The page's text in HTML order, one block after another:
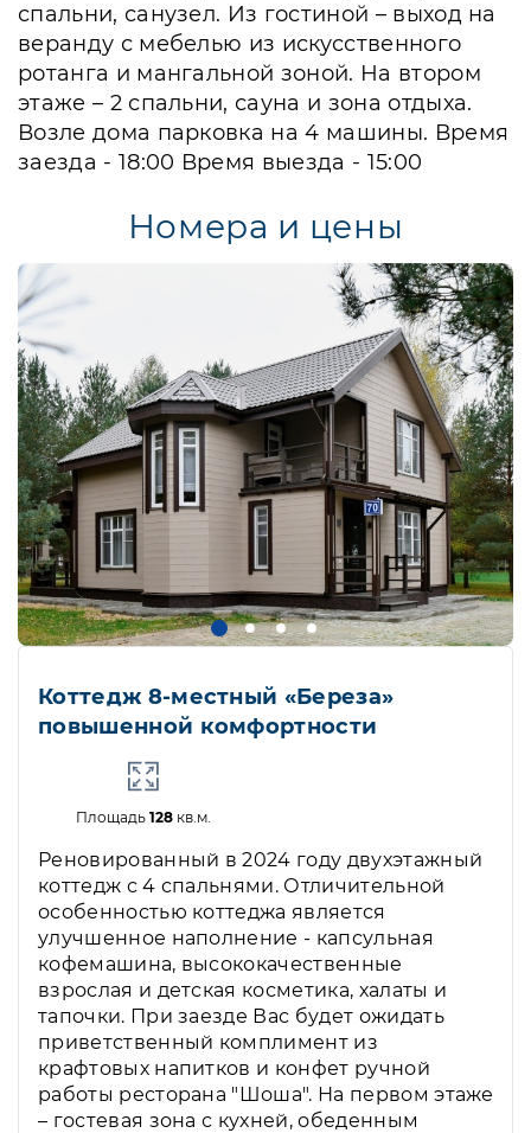
спальни, санузел. Из гостиной – выход на
веранду с мебелью из искусственного
ротанга и мангальной зоной. На втором
этаже – 2 спальни, сауна и зона отдыха.
Возле дома парковка на 4 машины. Время
заезда - 18:00 Время выезда - 15:00
Номера и цены
Коттедж 8-местный «Береза»
повышенной комфортности
Площадь 128кв.м.
Реновированный в 2024 году двухэтажный
коттедж с 4 спальнями. Отличительной
особенностью коттеджа является
улучшенное наполнение - капсульная
кофемашина, высококачественные
взрослая и детская косметика, халаты и
тапочки. При заезде Вас будет ожидать
приветственный комплимент из
крафтовых напитков и конфет ручной
работы ресторана "Шоша". На первом этаже
– гостевая зона с кухней, обеденным